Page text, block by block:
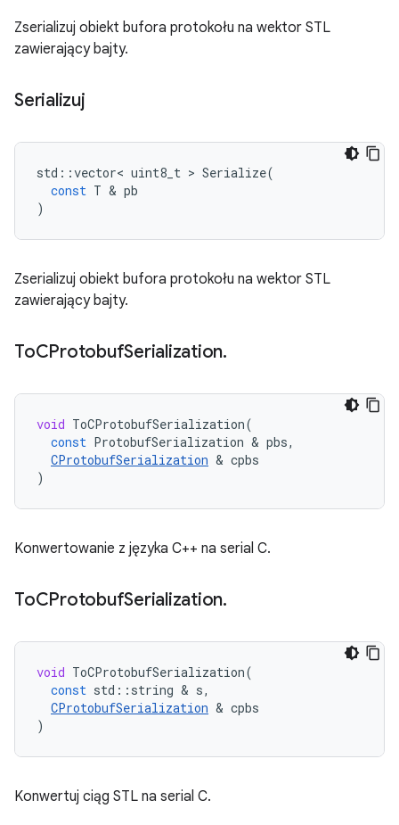
Zserializuj obiekt bufora protokołu na wektor STL
zawierający bajty.
Serializuj
std ::vector< uint8_t > Serialize(
const T & pb
)
Zserializuj obiekt bufora protokołu na wektor STL
zawierający bajty.
ToCProtobufSerialization.
void ToCProtobufSerialization(
const ProtobufSerialization & pbs,
CProtobufSerialization & cpbs
)
Konwertowanie z języka C++ na serial C.
ToCProtobufSerialization.
void ToCProtobufSerialization(
const std :: string & s,
CProtobufSerialization & cpbs
)
Konwertuj ciąg STL na serial C.